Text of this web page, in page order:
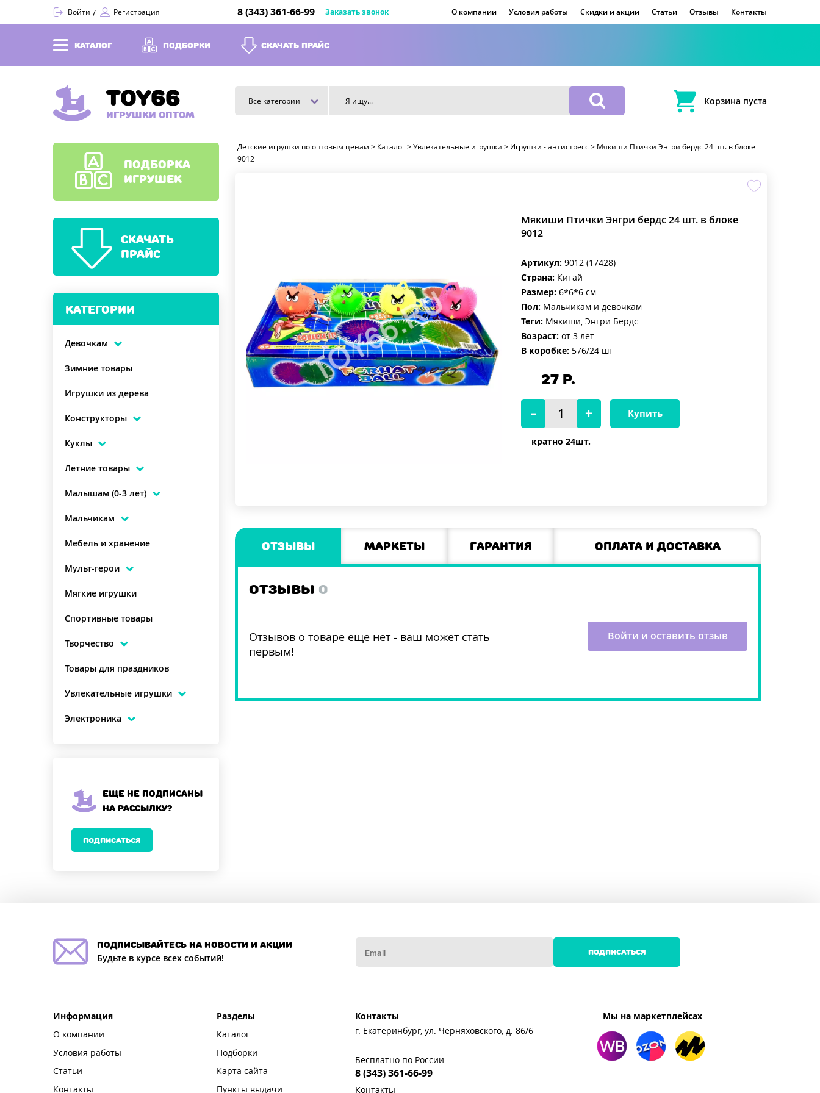
Войти Регистрация 8 (343) 361-66-99 Заказать звонок О компании Условия работы Скидки и акции Статьи Отзывы Контакты
КАТАЛОГ ПОДБОРКИ СКАЧАТЬ ПРАЙС
TOY66
ИГРУШКИ ОПТОМ
Все категории Корзина пуста
Детские игрушки по оптовым ценам > Каталог > Увлекательные игрушки > Игрушки - антистресс > Мякиши Птички Энгри бердс 24 шт. в блоке
9012
Мякиши Птички Энгри бердс 24 шт. в блоке
9012
Артикул: 9012 (17428)
Страна: Китай
Размер: 6*6*6 см
Пол: Мальчикам и девочкам
Теги: Мякиши, Энгри Бердс
Возраст: от 3 лет
В коробке: 576/24 шт
27Р.
кратно 24шт.
Купить
Отзывы Маркеты Гарантия Оплата и доставка
ОТЗЫВЫ 0
Отзывов о товаре еще нет - ваш может стать
первым!
Войти и оставить отзыв
ПОДБОРКА
ИГРУШЕК
СКАЧАТЬ
ПРАЙС
КАТЕГОРИИ
Девочкам
Зимние товары
Игрушки из дерева
Конструкторы
Куклы
Летние товары
Малышам (0-3 лет)
Мальчикам
Мебель и хранение
Мульт-герои
Мягкие игрушки
Спортивные товары
Творчество
Товары для праздников
Увлекательные игрушки
Электроника
Еще не подписаны
на рассылку?
ПОДПИСАТЬСЯ
подписывайтесь на новости и акции
Будьте в курсе всех событий!
ПОДПИСАТЬСЯ
Информация
О компании
Условия работы
Статьи
Контакты
Разделы
Каталог
Подборки
Карта сайта
Пункты выдачи
Контакты
г. Екатеринбург, ул. Черняховского, д. 86/6
Бесплатно по России
8 (343) 361-66-99
Контакты
Мы на маркетплейсах